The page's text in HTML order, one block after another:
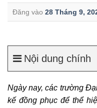
Đăng vào 28 Tháng 9,
Nội dung chính
Ngày nay, các trường
kế đồng phục để thể